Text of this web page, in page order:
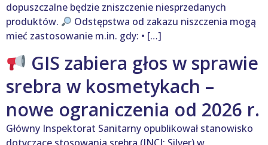
dopuszczalne będzie zniszczenie niesprzedanych
produktów.
Odstępstwa od zakazu niszczenia mogą
mieć zastosowanie m.in. gdy: • […]
GIS zabiera głos w sprawie
srebra w kosmetykach –
nowe ograniczenia od 2026 r.
Główny Inspektorat Sanitarny opublikował stanowisko